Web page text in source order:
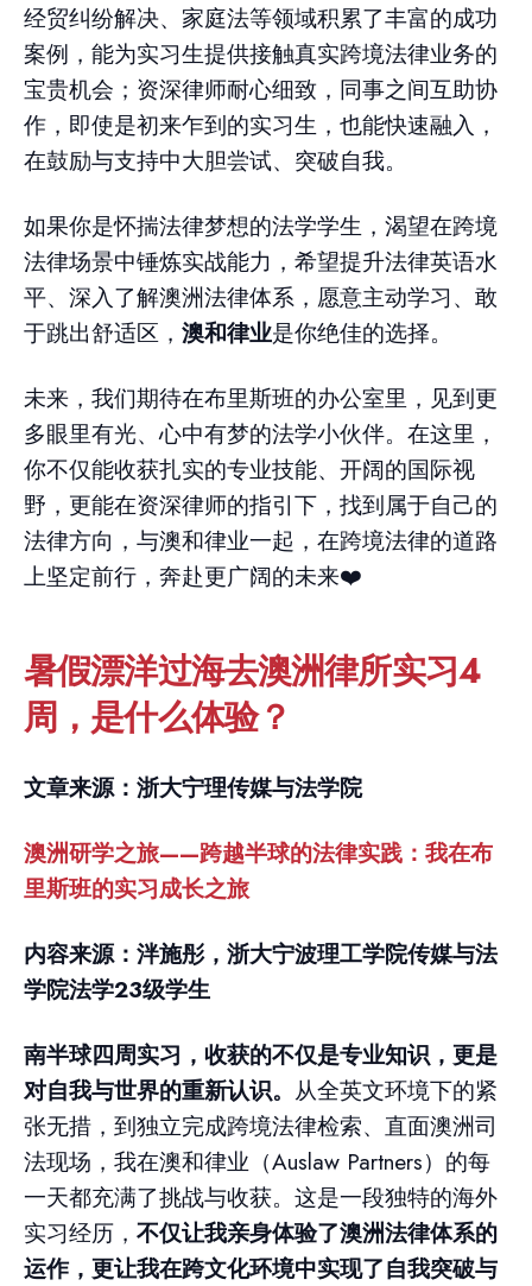
经贸纠纷解决、家庭法等领域积累了丰富的成功
案例，能为实习生提供接触真实跨境法律业务的
宝贵机会；资深律师耐心细致，同事之间互助协
作，即使是初来乍到的实习生，也能快速融入，
在鼓励与支持中大胆尝试、突破自我。
如果你是怀揣法律梦想的法学学生，渴望在跨境
法律场景中锤炼实战能力，希望提升法律英语水
平、深入了解澳洲法律体系，愿意主动学习、敢
于跳出舒适区， 澳和律业是你绝佳的选择。
未来，我们期待在布里斯班的办公室里，见到更
多眼里有光、心中有梦的法学小伙伴。在这里，
你不仅能收获扎实的专业技能、开阔的国际视
野，更能在资深律师的指引下，找到属于自己的
法律方向，与澳和律业一起，在跨境法律的道路
上坚定前行，奔赴更广阔的未来❤️
暑假漂洋过海去澳洲律所实习4
周，是什么体验？
文章来源：浙大宁理传媒与法学院
澳洲研学之旅——跨越半球的法律实践：我在布
里斯班的实习成长之旅
内容来源：泮施彤，浙大宁波理工学院传媒与法
学院法学23级学生
南半球四周实习，收获的不仅是专业知识，更是
对自我与世界的重新认识。 从全英文环境下的紧
张无措，到独立完成跨境法律检索、直面澳洲司
法现场，我在澳和律业（Auslaw Partners）的每
一天都充满了挑战与收获。这是一段独特的海外
实习经历， 不仅让我亲身体验了澳洲法律体系的
运作，更让我在跨文化环境中实现了自我突破与